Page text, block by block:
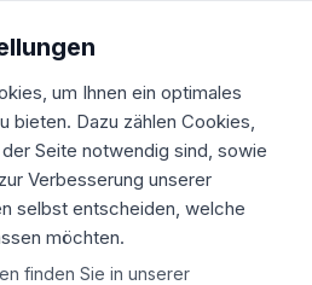
um Ihnen ein optimales
bieten. Dazu zählen Cookies,
Seite notwendig sind, sowie
Verbesserung unserer
selbst entscheiden, welche
möchten.
finden Sie in unserer